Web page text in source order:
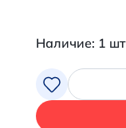
Наличие: 1 шт